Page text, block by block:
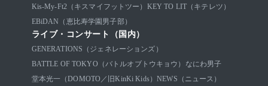
Kis-My-Ft2（キスマイフットツー） KEY TO LIT（キテレツ）
EBiDAN（恵比寿学園男子部）
ライブ・コンサート（国内）
GENERATIONS（ジェネレーションズ）
BATTLE OF TOKYO（バトルオブトウキョウ）
なにわ男子
堂本光一（DOMOTO／旧KinKi Kids）NEWS（ニュース）